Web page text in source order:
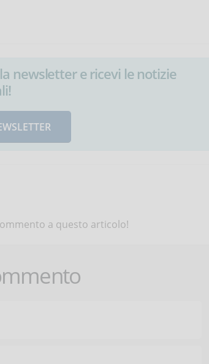
newsletter e ricevi le notizie
a questo articolo!